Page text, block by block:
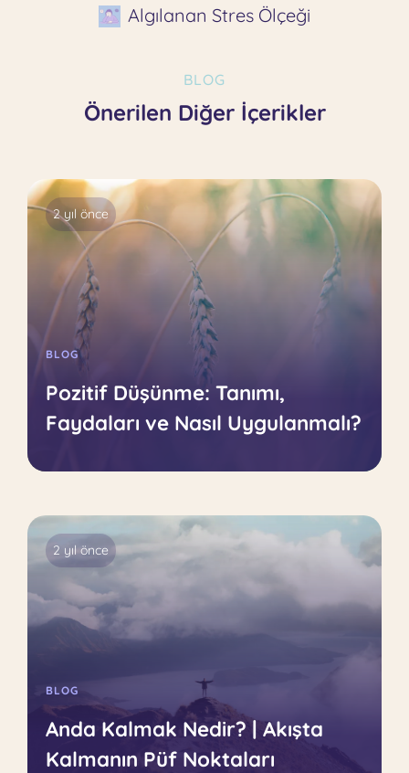
Algılanan Stres Ölçeği
BLOG
Önerilen Diğer İçerikler
2 yıl önce
BLOG
Pozitif Düşünme: Tanımı,
Faydaları ve Nasıl Uygulanmalı?
2 yıl önce
BLOG
Anda Kalmak Nedir? | Akışta
Kalmanın Püf Noktaları